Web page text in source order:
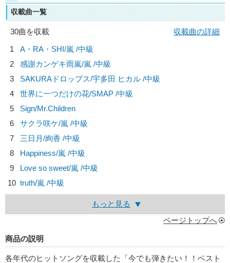
収載曲一覧
30曲を収載
収載曲の詳細
1
A・RA・SHI/嵐 /中級
2
感謝カンゲキ雨嵐/嵐 /中級
3
SAKURAドロップス/宇多田 ヒカル /中級
4
世界に一つだけの花/SMAP /中級
5
Sign/Mr.Children
6
サクラ咲ケ/嵐 /中級
7
三日月/絢香 /中級
8
Happiness/嵐 /中級
9
Love so sweet/嵐 /中級
10 truth/嵐 /中級
もっと見る
ページトップへ
商品の説明
各年代のヒットソングを収載した「今でも弾きたい！！ベスト